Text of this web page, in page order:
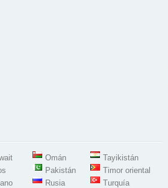
Omán
Pakistán
Rusia
Tayikistán
Timor oriental
Turquía